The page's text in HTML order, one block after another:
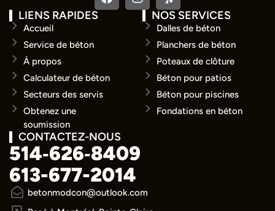
LIENS RAPIDES
Accueil
Service de béton
À propos
Calculateur de béton
Secteurs des servis
Obtenez une
soumission
NOS SERVICES
Dalles de béton
Planchers de béton
Poteaux de clôture
Béton pour patios
Béton pour piscines
Fondations en béton
CONTACTEZ-NOUS
514‑626‑8409
613-677-2014
betonmodcon@outlook.com